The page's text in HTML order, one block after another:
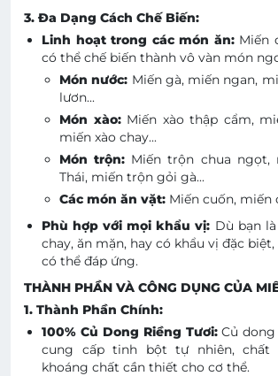
3. Đa Dạng Cách Chế Biến:
Linh hoạt trong các món ăn: Miến
có thể chế biến thành vô vàn món
Món nước: Miến gà, miến ngan,
lươn...
Món xào: Miến xào thập cẩm,
miến xào chay...
Món trộn: Miến trộn chua ngọt,
Thái, miến trộn gỏi gà...
Các món ăn vặt: Miến cuốn, miến
Phù hợp với mọi khẩu vị: Dù bạn
chay, ăn mặn, hay có khẩu vị đặc
có thể đáp ứng.
THÀNH PHẦN VÀ CÔNG DỤNG CỦA
1. Thành Phần Chính:
100% Củ Dong Riềng Tươi: Củ
cung cấp tinh bột tự nhiên,
khoáng chất cần thiết cho cơ thể.